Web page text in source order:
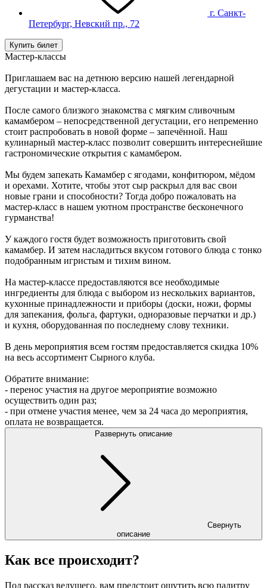
г. Санкт-
Петербург, Невский пр., 72
Купить билет
Мастер-классы
Приглашаем вас на детнюю версию нашей легендарной
дегустации и мастер-класса.
После самого близкого знакомства с мягким сливочным
камамбером – непосредственной дегустации, его непременно
стоит распробовать в новой форме – запечённой. Наш
кулинарный мастер-класс позволит совершить интереснейшие
гастрономические открытия с камамбером.
Мы будем запекать Камамбер с ягодами, конфитюром, мёдом
и орехами. Хотите, чтобы этот сыр раскрыл для вас свои
новые грани и способности? Тогда добро пожаловать на
мастер-класс в нашем уютном пространстве бесконечного
гурманства!
У каждого гостя будет возможность приготовить свой
камамбер. И затем насладиться вкусом готового блюда с тонко
подобранным игристым и тихим вином.
На мастер-классе предоставляются все необходимые
ингредиенты для блюда с выбором из нескольких вариантов,
кухонные принадлежности и приборы (доски, ножи, формы
для запекания, фольга, фартуки, одноразовые перчатки и др.)
и кухня, оборудованная по последнему слову техники.
В день мероприятия всем гостям предоставляется скидка 10%
на весь ассортимент Сырного клуба.
Обратите внимание:
- перенос участия на другое мероприятие возможно
осуществить один раз;
- при отмене участия менее, чем за 24 часа до мероприятия,
оплата не возвращается.
Развернуть описание
Свернуть
описание
Как все происходит?
Под рассказ ведущего, вам предстоит ощутить всю палитру